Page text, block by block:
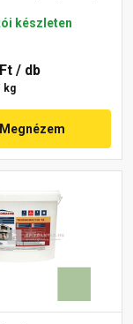
készleten
/ db
kg
Megnézem